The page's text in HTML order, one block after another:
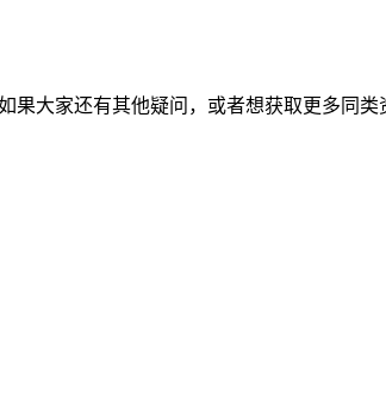
果大家还有其他疑问，或者想获取更多同